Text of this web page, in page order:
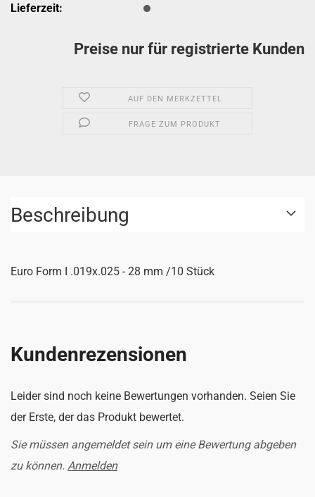
Lieferzeit:
Preise nur für registrierte Kunden
AUF DEN MERKZETTEL
FRAGE ZUM PRODUKT
Beschreibung
Euro Form I .019x.025 - 28 mm /10 Stück
Kundenrezensionen
Leider sind noch keine Bewertungen vorhanden. Seien Sie
der Erste, der das Produkt bewertet.
Sie müssen angemeldet sein um eine Bewertung abgeben
zu können. Anmelden